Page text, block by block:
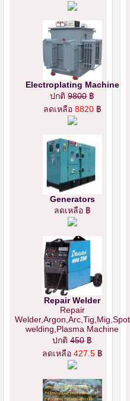
Electroplating Machine
ปกติ9800฿
ลดเหลือ 8820 ฿
Generators
ลดเหลือ ฿
Repair Welder
Repair
Welder,Argon,Arc,Tig,Mig,Spot
welding,Plasma Machine
ปกติ450฿
ลดเหลือ 427.5 ฿